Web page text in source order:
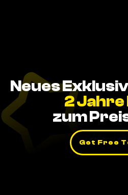
Neues
2 Jahre
zum
Get Free